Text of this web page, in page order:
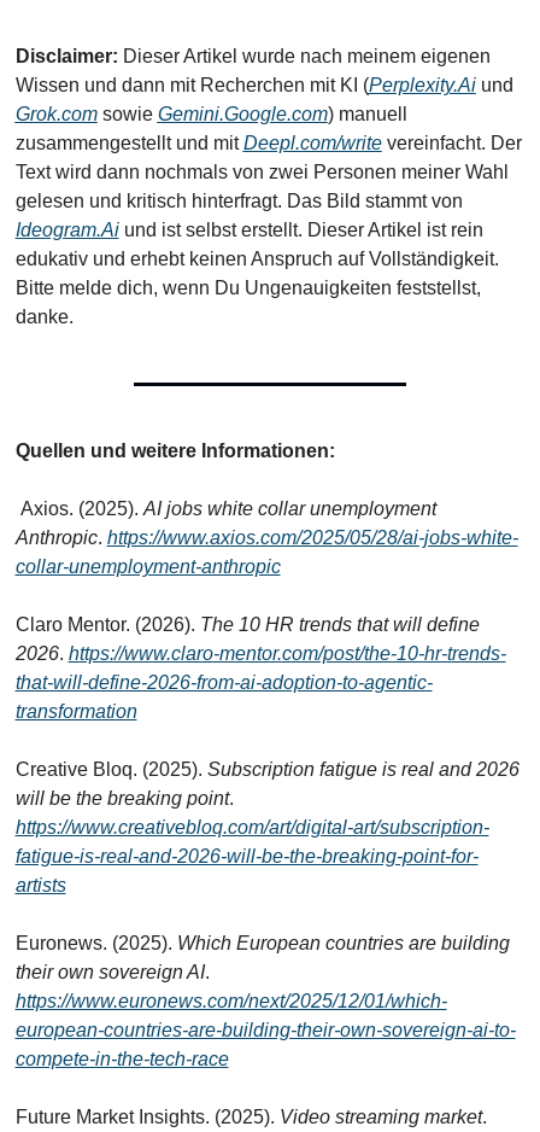
Disclaimer: Dieser Artikel wurde nach meinem eigenen
Wissen und dann mit Recherchen mit KI (Perplexity.Ai
Grok.com sowie Gemini.Google.com) manuell
zusammengestellt und mit Deepl.com/write vereinfacht. Der
Text wird dann nochmals von zwei Personen meiner Wahl
Ideogram.Ai und ist selbst erstellt. Dieser Artikel ist rein
edukativ und erhebt keinen Anspruch auf Vollständigkeit.
Bitte melde dich, wenn Du Ungenauigkeiten feststellst,
danke.
Quellen und weitere Informationen:
Axios. (2025). AI jobs white collar unemployment
Anthropic. https://www.axios.com/2025/05/28/ai-jobs-white-
collar-unemployment-anthropic
Claro Mentor. (2026). The 10 HR trends that will define
2026. https://www.claro-mentor.com/post/the-10-hr-trends-
that-will-define-2026-from-ai-adoption-to-agentic-
transformation
Creative Bloq. (2025). Subscription fatigue is real and 2026
will be the breaking point
https://www.creativebloq.com/art/digital-art/subscription-
fatigue-is-real-and-2026-will-be-the-breaking-point-for-
artists
Euronews. (2025). Which European countries are building
their own sovereign AI
https://www.euronews.com/next/2025/12/01/which-
european-countries-are-building-their-own-sovereign-ai-to-
compete-in-the-tech-race
Future Market Insights. (2025). Video streaming market